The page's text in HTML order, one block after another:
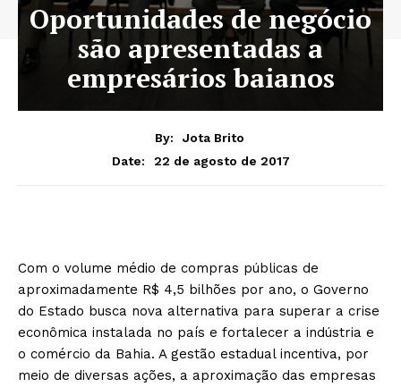
Oportunidades de negócio
são apresentadas a
empresários baianos
By:
Jota Brito
Date:
22 de agosto de 2017
Com o volume médio de compras públicas de
aproximadamente R$ 4,5 bilhões por ano, o Governo
do Estado busca nova alternativa para superar a crise
econômica instalada no país e fortalecer a indústria e
o comércio da Bahia. A gestão estadual incentiva, por
meio de diversas ações, a aproximação das empresas